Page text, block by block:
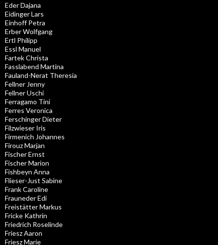
Eder Dajana
Eidinger Lars
Einhoff Petra
Erber Wolfgang
Ertl Philipp
Essl Manuel
Fartek Christa
Fasslabend Martina
Fauland-Nerat Theresia
Fellner Jenny
Fellner Uschi
Ferragamo Tini
Ferres Veronica
Ferschinger Dieter
Filzwieser Iris
Firmenich Johannes
Firouz Marjan
Fischer Ernst
Fischer Marion
Fishbeyn Anna
Flieser-Just Sabine
Frank Caroline
Frauneder Edi
Freistätter Markus
Fricke Kathrin
Friedrich Roselinde
Friesz Aaron
Friesz Marie